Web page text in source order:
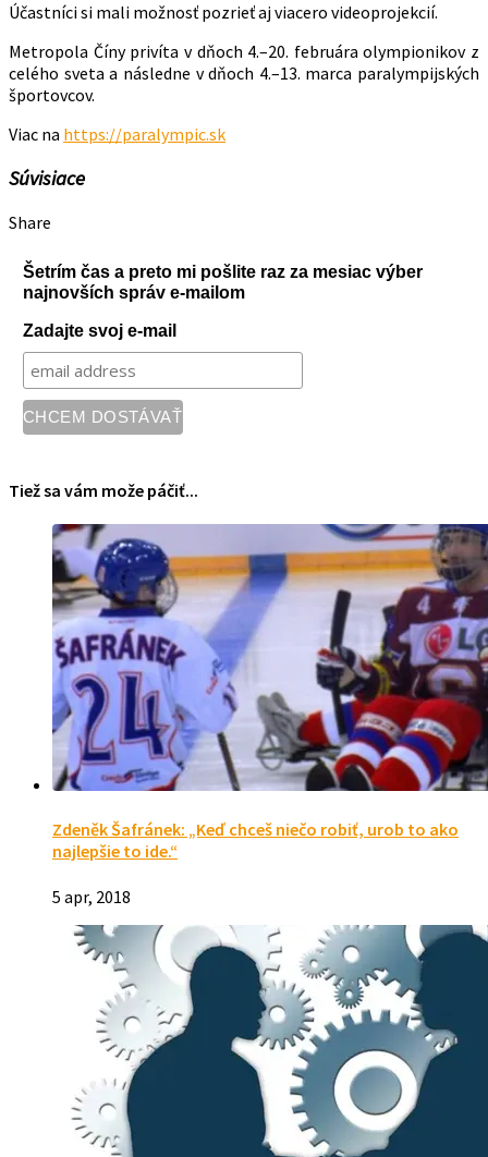
Účastníci si mali možnosť pozrieť aj viacero videoprojekcií.
Metropola Číny privíta v dňoch 4.–20. februára olympionikov z
celého sveta a následne v dňoch 4.–13. marca paralympijských
športovcov.
Viac na https://paralympic.sk
Súvisiace
Share
Šetrím čas a preto mi pošlite raz za mesiac výber
najnovších správ e-mailom
Zadajte svoj e-mail
Tiež sa vám može páčiť...
Zdeněk Šafránek: „Keď chceš niečo robiť, urob to ako
najlepšie to ide.“
5 apr, 2018